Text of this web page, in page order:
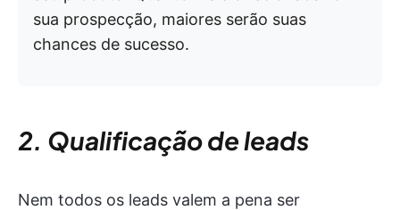
sua prospecção, maiores serão suas
chances de sucesso.
2. Qualificação de leads
Nem todos os leads valem a pena ser